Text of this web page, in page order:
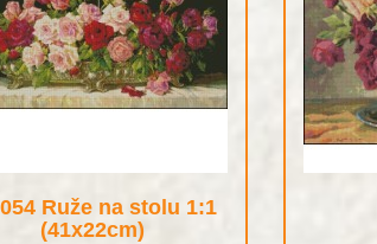
Ruže na stolu 1:1
(41x22cm)